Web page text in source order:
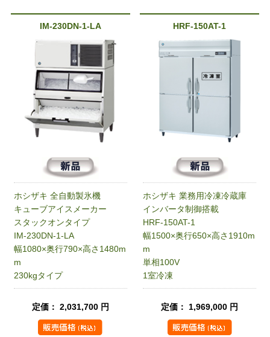
IM-230DN-1-LA
ホシザキ 全自動製氷機
キューブアイスメーカー
スタックオンタイプ
IM-230DN-1-LA
幅1080×奥行790×高さ1480m
m
230kgタイプ
定価： 2,031,700 円
HRF-150AT-1
ホシザキ 業務用冷凍冷蔵庫
インバータ制御搭載
HRF-150AT-1
幅1500×奥行650×高さ1910m
m
単相100V
1室冷凍
定価： 1,969,000 円